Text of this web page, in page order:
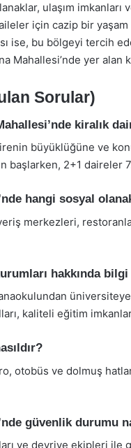
ulaşım
için cazip bir yaşam
ise, bu bölgeyi tercih
Mahallesi’nde yer
Sorular)
kiralık
büyüklüğüne ve
başlarken, 2+1 daireler
hangi sosyal
merkezleri,
hakkında
kaliteli eğitim
otobüs ve dolmuş
güvenlik durumu
ve devriye ekipleri ile